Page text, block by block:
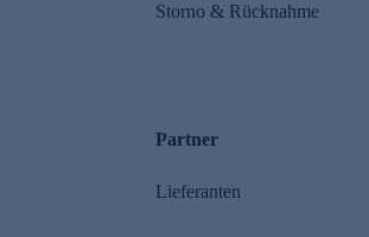
Storno & Rücknahme
Partner
Lieferanten